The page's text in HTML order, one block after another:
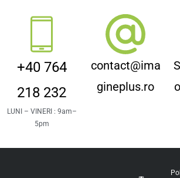
+40 764
218 232
LUNI – VINERI : 9am–
5pm
contact@ima
gineplus.ro